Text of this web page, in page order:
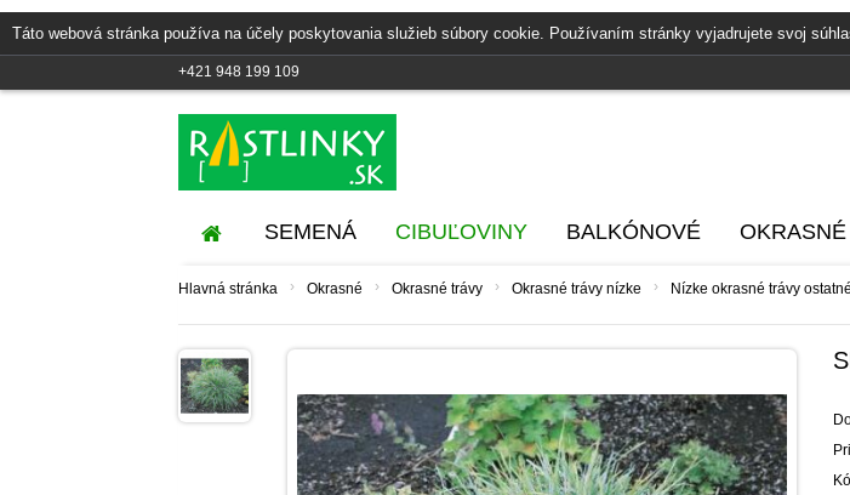
Táto webová stránka používa na účely poskytovania služieb súbory cookie. Používaním stránky vyjadrujete svoj
+421 948 199 109
SEMENÁ CIBUĽOVINY BALKÓNOVÉ OKRASNÉ
Hlavná stránka › Okrasné › Okrasné trávy › Okrasné trávy nízke › Nízke okrasné trávy ostatné